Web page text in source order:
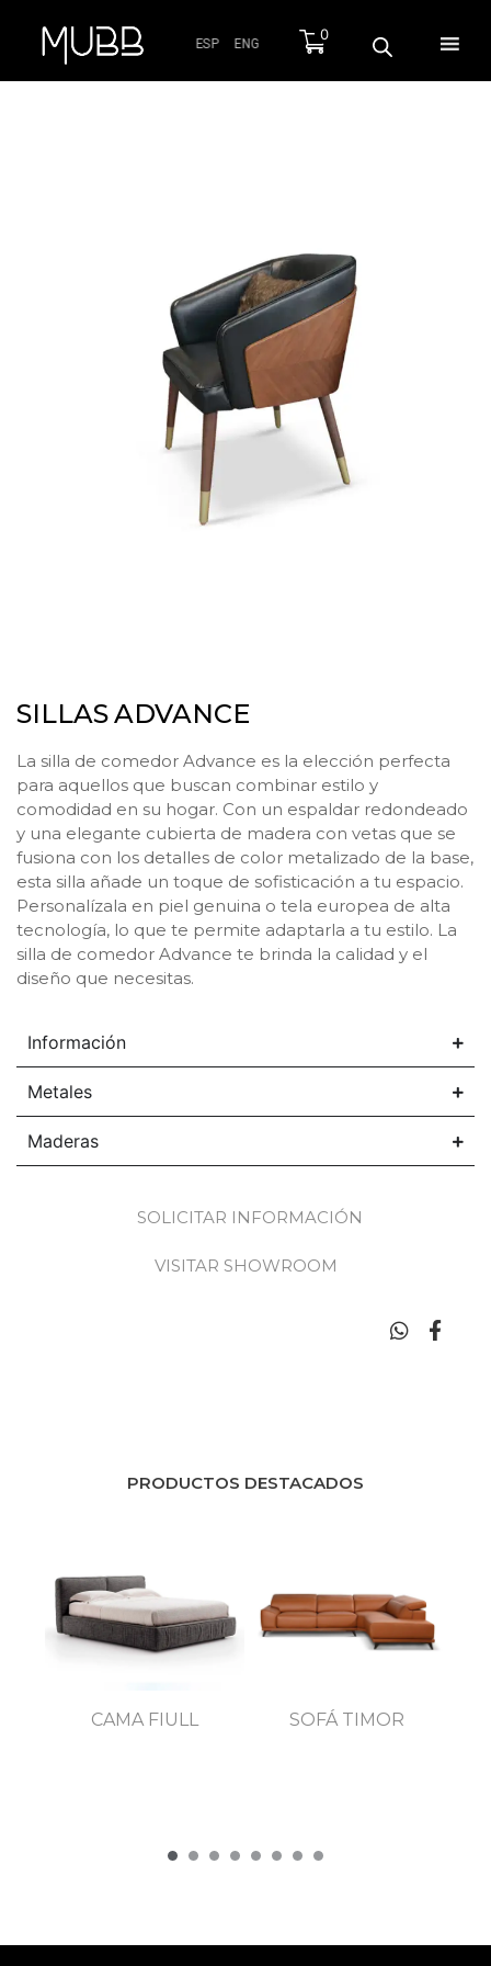
ESP ENG
0
SILLAS ADVANCE
La silla de comedor Advance es la elección perfecta
para aquellos que buscan combinar estilo y
comodidad en su hogar. Con un espaldar redondeado
y una elegante cubierta de madera con vetas que se
fusiona con los detalles de color metalizado de la base,
esta silla añade un toque de sofisticación a tu espacio.
Personalízala en piel genuina o tela europea de alta
tecnología, lo que te permite adaptarla a tu estilo. La
silla de comedor Advance te brinda la calidad y el
diseño que necesitas.
Información
Metales
Maderas
SOLICITAR INFORMACIÓN
VISITAR SHOWROOM
PRODUCTOS DESTACADOS
CAMA FIULL SOFÁ TIMOR